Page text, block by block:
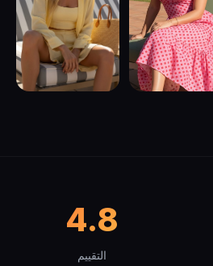
4.8
التقييم